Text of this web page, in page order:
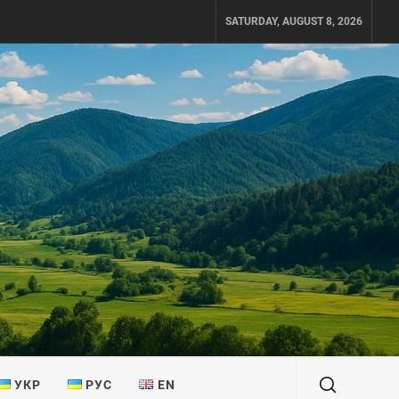
SATURDAY, AUGUST 8, 2026
УКР РУС EN